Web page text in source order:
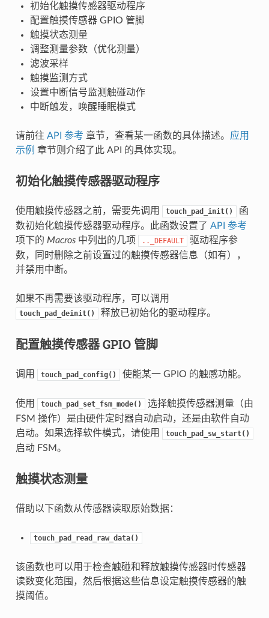
初始化触摸传感器驱动程序
配置触摸传感器 GPIO 管脚
触摸状态测量
调整测量参数（优化测量）
滤波采样
触摸监测方式
设置中断信号监测触碰动作
中断触发，唤醒睡眠模式
请前往 API 参考 章节，查看某一函数的具体描述。 应用
示例 章节则介绍了此 API 的具体实现。
初始化触摸传感器驱动程序
使用触摸传感器之前，需要先调用 touch_pad_init()
函
数初始化触摸传感器驱动程序。此函数设置了 API 参考
项下的 Macros中列出的几项 .._DEFAULT
驱动程序参
数，同时删除之前设置过的触摸传感器信息（如有），
并禁用中断。
如果不再需要该驱动程序，可以调用
touch_pad_deinit() 释放已初始化的驱动程序。
配置触摸传感器 GPIO 管脚
调用 touch_pad_config() 使能某一 GPIO 的触感功能。
使用 touch_pad_set_fsm_mode()
选择触摸传感器测量（由
FSM 操作）是由硬件定时器自动启动，还是由软件自动
启动。如果选择软件模式，请使用
touch_pad_sw_start()
启动 FSM。
触摸状态测量
借助以下函数从传感器读取原始数据：
touch_pad_read_raw_data()
该函数也可以用于检查触碰和释放触摸传感器时传感器
读数变化范围，然后根据这些信息设定触摸传感器的触
摸阈值。